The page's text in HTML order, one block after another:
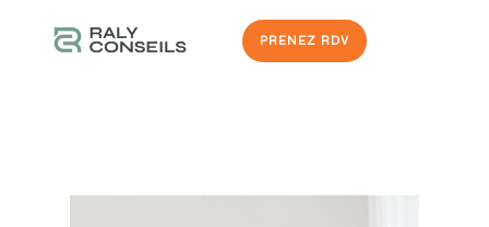
PRENEZ RDV